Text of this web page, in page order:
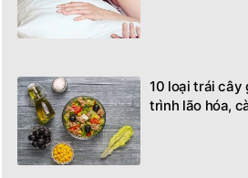
10 loại trái cây
trình lão hóa,